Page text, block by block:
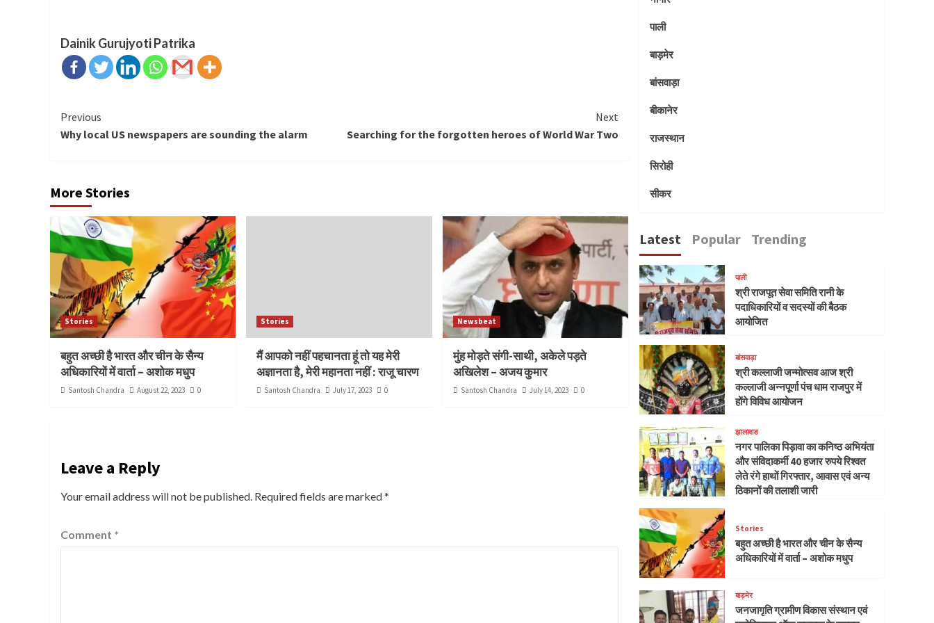
Dainik Gurujyoti Patrika
Continue
Reading
Previous
Why local US newspapers are sounding the alarm
Next
Searching for the forgotten heroes of World War Two
More Stories
Stories
बहुत अच्छी है भारत और चीन के सैन्य
अधिकारियों में वार्ता – अशोक मधुप
Santosh Chandra August 22, 2023 0
Stories
मैं आपको नहीं पहचानता हूं तो यह मेरी
अज्ञानता है, मेरी महानता नहीं : राजू चारण
Santosh Chandra July 17, 2023 0
Newsbeat
मुंह मोड़ते संगी-साथी, अकेले पड़ते
अखिलेश – अजय कुमार
Santosh Chandra July 14, 2023 0
Leave a Reply
Your email address will not be published. Required fields are marked*
Comment *
पाली
बाड़मेर
बांसवाड़ा
बीकानेर
राजस्थान
सिरोही
सीकर
Latest Popular Trending
पाली
श्री राजपूत सेवा समिति रानी के
पदाधिकारियों व सदस्यों की बैठक
आयोजित
बांसवाड़ा
श्री कल्लाजी जन्मोत्सव आज श्री
कल्लाजी अन्नपूर्णा पंच धाम राजपुर में
होंगे विविध आयोजन
झालावाड
नगर पालिका पिड़ावा का कनिष्ठ अभियंता
और संविदाकर्मी 40 हजार रुपये रिश्वत
लेते रंगे हाथों गिरफ्तार, आवास एवं अन्य
ठिकानों की तलाशी जारी
Stories
बहुत अच्छी है भारत और चीन के सैन्य
अधिकारियों में वार्ता – अशोक मधुप
बाड़मेर
जनजागृति ग्रामीण विकास संस्थान एवं